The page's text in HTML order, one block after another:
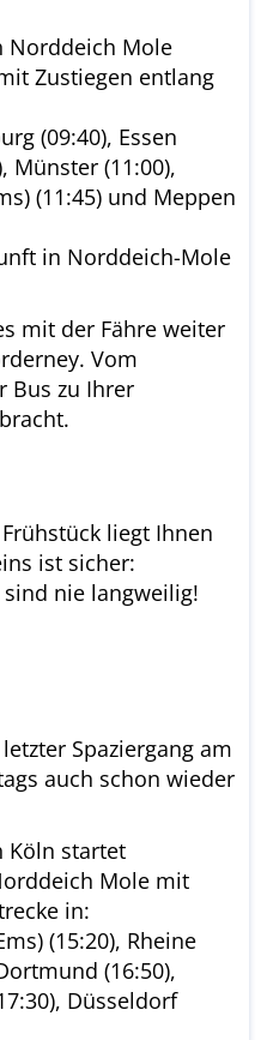
Norddeich Mole
Zustiegen entlang
(09:40), Essen
Münster (11:00),
(11:45) und Meppen
in Norddeich-Mole
mit der Fähre weiter
Vom
Bus zu Ihrer
liegt Ihnen
ist sicher:
nie langweilig!
Spaziergang am
auch schon wieder
Köln startet
Mole mit
in:
(15:20), Rheine
(16:50),
Düsseldorf